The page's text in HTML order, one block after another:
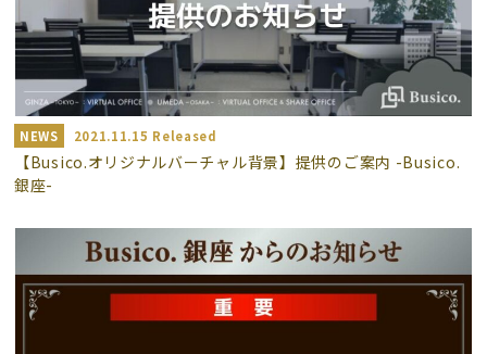
NEWS 2021.11.15 Released
【Busico.オリジナルバーチャル背景】提供のご案内 -Busico.
銀座-